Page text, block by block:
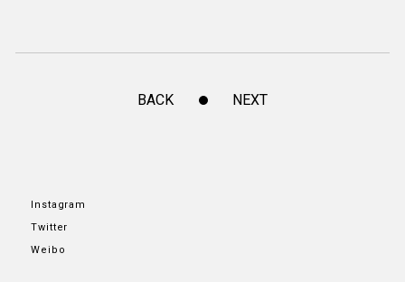
BACK NEXT
Instagram
Twitter
Weibo